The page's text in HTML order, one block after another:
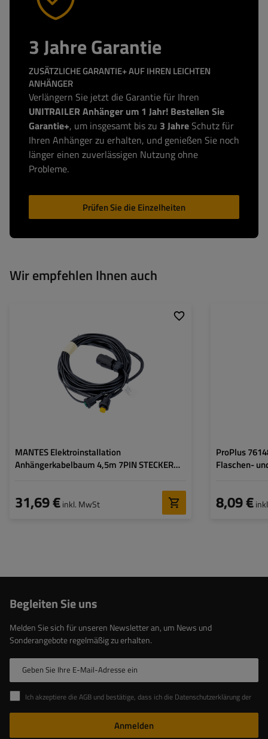
3 Jahre Garantie
ZUSÄTZLICHE GARANTIE+ AUF IHREN LEICHTEN
ANHÄNGER
Verlängern Sie jetzt die Garantie für Ihren
UNITRAILER Anhänger um 1 Jahr! Bestellen Sie
Garantie+, um insgesamt bis zu 3 Jahre Schutz für
Ihren Anhänger zu erhalten, und genießen Sie noch
länger einen zuverlässigen Nutzung ohne
Probleme.
Prüfen Sie die Einzelheiten
Wir empfehlen Ihnen auch
MANTES Elektroinstallation
Anhängerkabelbaum 4,5m 7PIN STECKER
31,69 €inkl. MwSt
4,5 m
Kabelquerschnitt:
0,5 mm2
5-PIN-Bajonett
Kabel für Umrissleuchten:
flach
ProPlus
Flaschen-
8,09 €
Begleiten Sie uns
Melden Sie sich für unseren Newsletter an, um News und
Sonderangebote regelmäßig zu erhalten.
Geben Sie Ihre E-Mail-Adresse ein
Ich akzeptiere die AGB und bestätige, dass ich die Datenschutzerklärung der Website zur Kenntnis genommen habe
Anmelden